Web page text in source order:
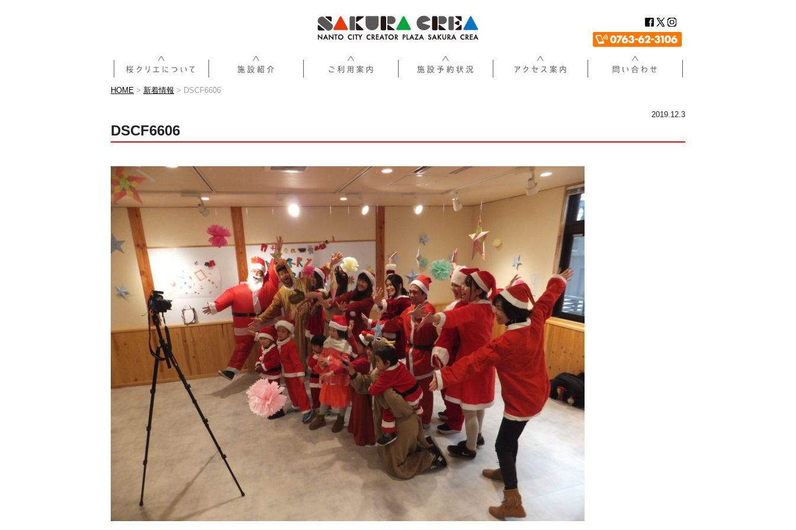
HOME > 新着情報 > DSCF6606
2019.12.3
DSCF6606